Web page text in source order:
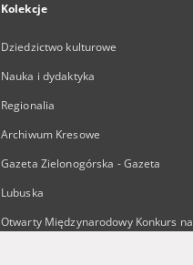
Kolekcje
Dziedzictwo kulturowe
Nauka i dydaktyka
Regionalia
Archiwum Kresowe
Gazeta Zielonogórska - Gazeta
Lubuska
Otwarty Międzynarodowy Konkurs na